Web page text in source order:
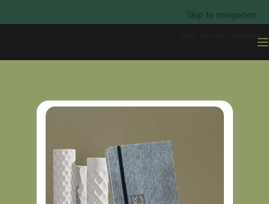
Skip to navigation
Skip to main content